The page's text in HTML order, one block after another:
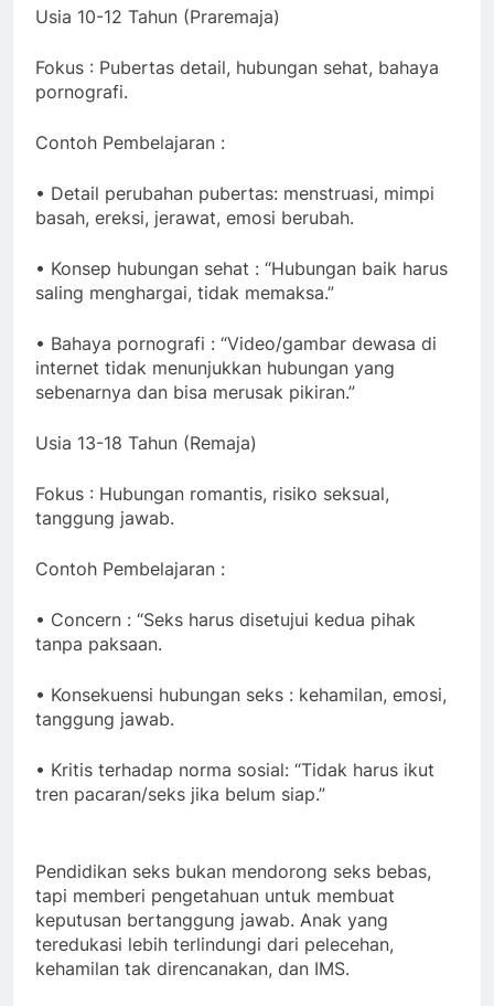
Usia 10-12 Tahun (Praremaja)
Fokus : Pubertas detail, hubungan sehat, bahaya
pornografi.
Contoh Pembelajaran :
• Detail perubahan pubertas: menstruasi, mimpi
basah, ereksi, jerawat, emosi berubah.
• Konsep hubungan sehat : “Hubungan baik harus
saling menghargai, tidak memaksa.”
• Bahaya pornografi : “Video/gambar dewasa di
internet tidak menunjukkan hubungan yang
sebenarnya dan bisa merusak pikiran.”
Usia 13-18 Tahun (Remaja)
Fokus : Hubungan romantis, risiko seksual,
tanggung jawab.
Contoh Pembelajaran :
• Concern : “Seks harus disetujui kedua pihak
tanpa paksaan.
• Konsekuensi hubungan seks : kehamilan, emosi,
tanggung jawab.
• Kritis terhadap norma sosial: “Tidak harus ikut
tren pacaran/seks jika belum siap.”
Pendidikan seks bukan mendorong seks bebas,
tapi memberi pengetahuan untuk membuat
keputusan bertanggung jawab. Anak yang
teredukasi lebih terlindungi dari pelecehan,
kehamilan tak direncanakan, dan IMS.